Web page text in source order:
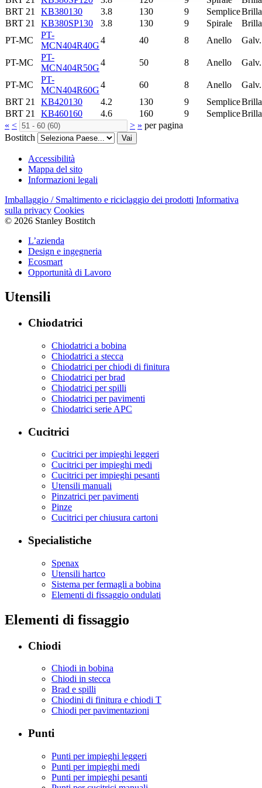
BRT 21
KB380130 3.8 130 9 Semplice
BRT 21
KB380SP130 3.8 130 9 Spirale
PT-MC
PT-
MCN404R40G
4 40 8 Anello Galv.
PT-MC
PT-
MCN404R50G
4 50 8 Anello Galv.
PT-MC
PT-
MCN404R60G
4 60 8 Anello
Galv.
BRT 21
KB420130 4.2 130 9 Semplice
BRT 21
KB460160 4.6 160 9 Semplice
« < > » per pagina
Bostitch
Vai
Accessibilità
Mappa del sito
Informazioni legali
Imballaggio / Smaltimento e riciclaggio dei prodotti Informativa
sulla privacy Cookies
© 2026 Stanley Bostitch
L’azienda
Design e ingegneria
Ecosmart
Opportunità di Lavoro
Utensili
Chiodatrici
Chiodatrici a bobina
Chiodatrici a stecca
Chiodatrici per chiodi di finitura
Chiodatrici per brad
Chiodatrici per spilli
Chiodatrici per pavimenti
Chiodatrici serie APC
Cucitrici
Cucitrici per impieghi leggeri
Cucitrici per impieghi medi
Cucitrici per impieghi pesanti
Utensili manuali
Pinzatrici per pavimenti
Pinze
Cucitrici per chiusura cartoni
Specialistiche
Spenax
Utensili hartco
Sistema per fermagli a bobina
Elementi di fissaggio ondulati
Elementi di fissaggio
Chiodi
Chiodi in bobina
Chiodi in stecca
Brad e spilli
Chiodini di finitura e chiodi T
Chiodi per pavimentazioni
Punti
Punti per impieghi leggeri
Punti per impieghi medi
Punti per impieghi pesanti